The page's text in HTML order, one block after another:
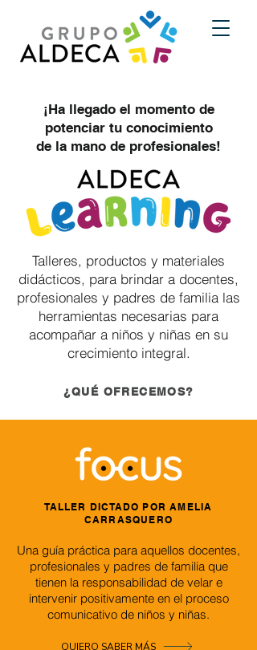
¡Ha llegado el momento de
potenciar tu conocimiento
de la mano de profesionales!
Talleres, productos y materiales
didácticos, para brindar a docentes,
profesionales y padres de familia las
herramientas necesarias para
acompañar a niños y niñas en su
crecimiento integral.
¿QUÉ OFRECEMOS?
TALLER DICTADO POR AMELIA
CARRASQUERO
Una guía práctica para aquellos docentes,
profesionales y padres de familia que
tienen la responsabilidad de velar e
intervenir positivamente en el proceso
comunicativo de niños y niñas.
QUIERO SABER MÁS